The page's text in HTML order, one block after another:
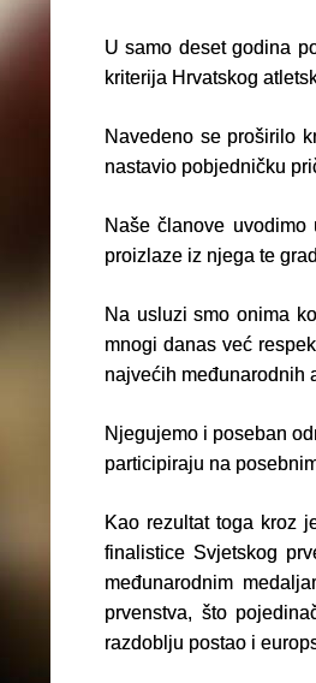
U samo deset godina
kriterija Hrvatskog
Navedeno se proširilo
nastavio pobjedničku
Naše članove
proizlaze iz njega te
Na usluzi smo onima
mnogi danas već
najvećih međunarodnih
Njegujemo i poseban
participiraju na
Kao rezultat toga kroz
finalistice Svjetskog
međunarodnim
prvenstva, što
razdoblju postao i